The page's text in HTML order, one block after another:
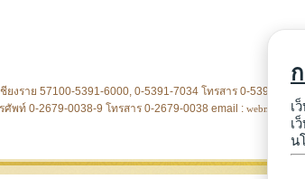
ราย 57100-5391-6000, 0-5391-7034 โทรสาร 0-5391-6034,
พท์ 0-2679-0038-9 โทรสาร 0-2679-0038 email :
เ
เ
น